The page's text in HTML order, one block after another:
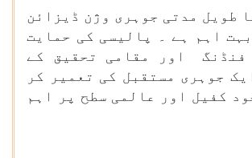
طویل مدتی جوہری وژن ڈیزائن
اہم ہے ۔ پالیسی کی حمایت
فنڈنگ اور مقامی تحقیق کے
جوہری مستقبل کی تعمیر کر
کفیل اور عالمی سطح پر اہم